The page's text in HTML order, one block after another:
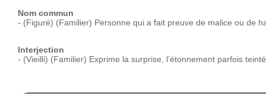
Nom commun
- (Figuré) (Familier) Personne qui a fait preuve de malice ou de
Interjection
- (Vieilli) (Familier) Exprime la surprise, l’étonnement parfois teinté